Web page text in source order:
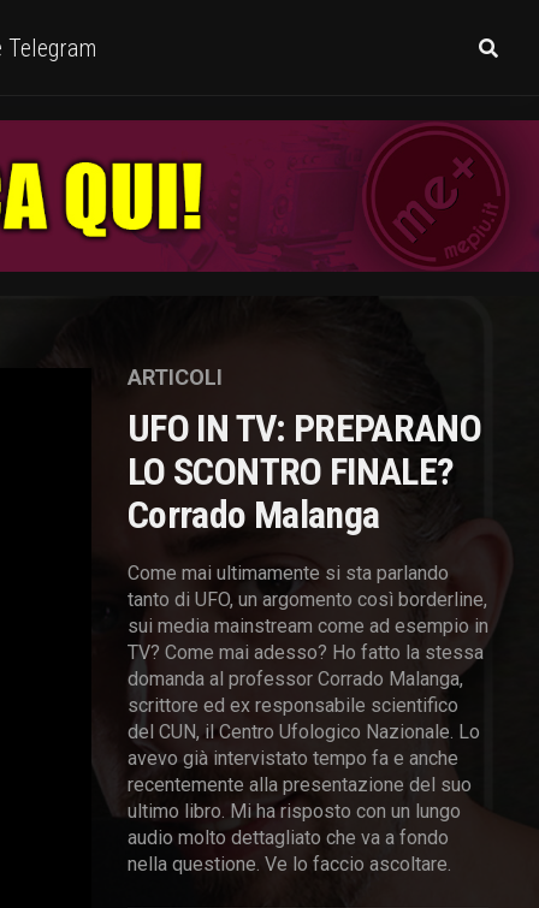
Telegram
ARTICOLI
UFO IN TV: PREPARANO
LO SCONTRO FINALE?
Corrado Malanga
Come mai ultimamente si sta parlando
tanto di UFO, un argomento così borderline,
sui media mainstream come ad esempio in
TV? Come mai adesso? Ho fatto la stessa
domanda al professor Corrado Malanga,
scrittore ed ex responsabile scientifico
del CUN, il Centro Ufologico Nazionale. Lo
avevo già intervistato tempo fa e anche
recentemente alla presentazione del suo
ultimo libro. Mi ha risposto con un lungo
audio molto dettagliato che va a fondo
nella questione. Ve lo faccio ascoltare.